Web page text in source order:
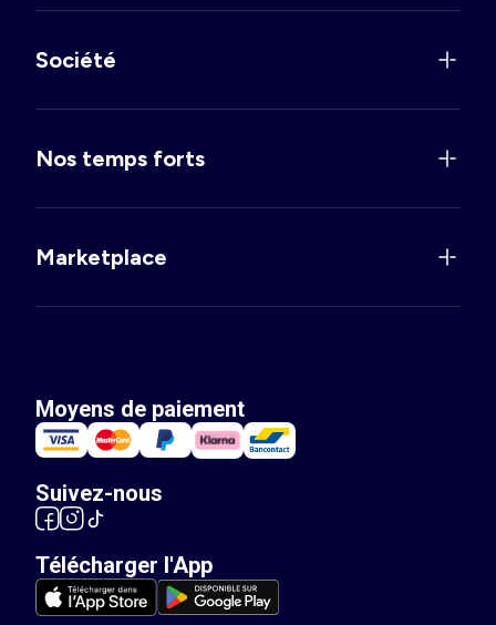
Société
Nos temps forts
Marketplace
Moyens de paiement
Suivez-nous
Télécharger l'App